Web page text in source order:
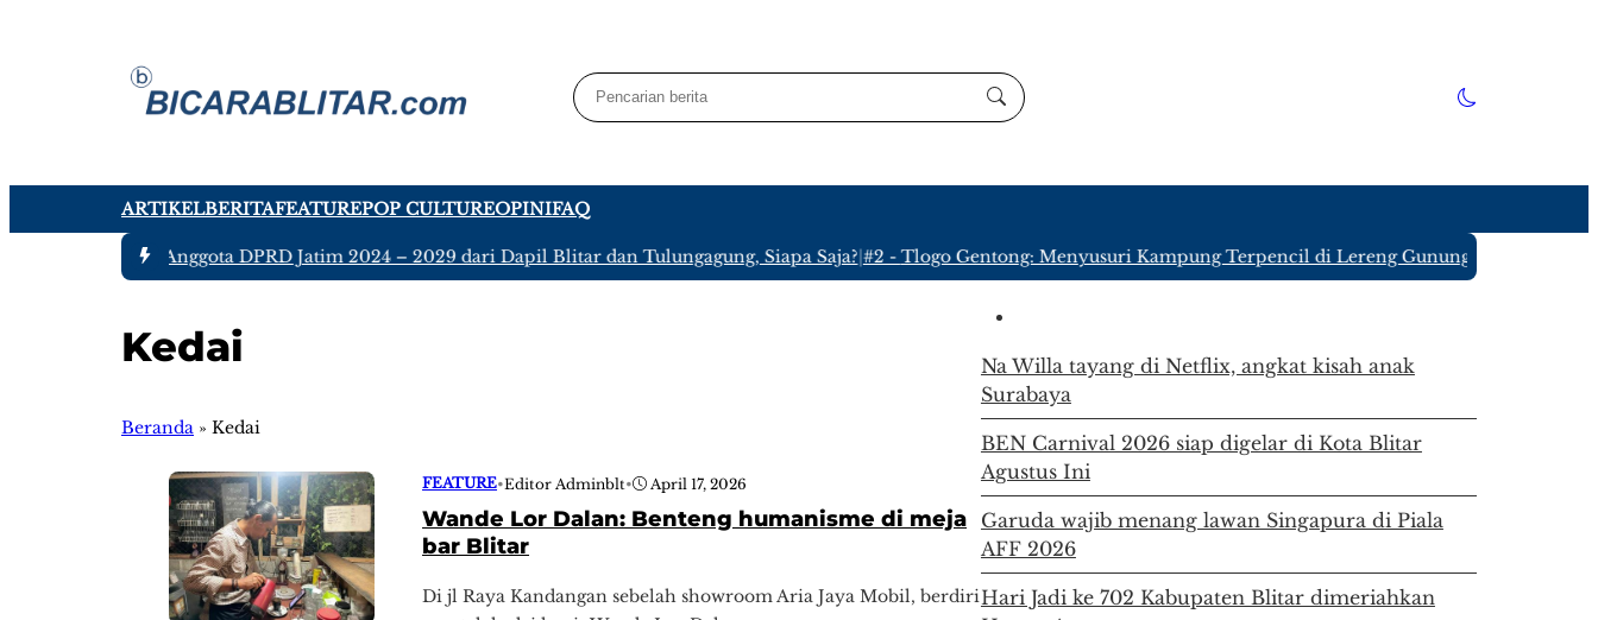
ARTIKELBERITAFEATUREPOP CULTUREOPINIFAQ
Ada tujuh Anggota DPRD Jatim 2024 – 2029 dari Dapil Blitar dan Tulungagung, Siapa Saja?|#2 - Tlogo Gentong: Menyusuri Kampung Terpencil di Lereng Gunung Kawi Blitar
Kedai
Beranda » Kedai
FEATURE•Editor Adminblt• April 17, 2026
Wande Lor Dalan: Benteng humanisme di meja
bar Blitar
Di jl Raya Kandangan sebelah showroom Aria Jaya Mobil, berdiri
Na Willa tayang di Netflix, angkat kisah anak
Surabaya
BEN Carnival 2026 siap digelar di Kota Blitar
Agustus Ini
Garuda wajib menang lawan Singapura di Piala
AFF 2026
Hari Jadi ke 702 Kabupaten Blitar dimeriahkan